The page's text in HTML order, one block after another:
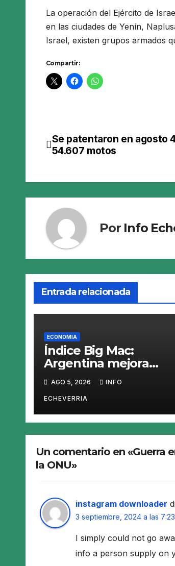
La operación del Ejército de
en las ciudades de Yenín,
Israel, existen grupos armados
Compartir:
Navegación
entradas
Se patentaron en agosto
54.607 motos
Por Info
Entrada relacionada
ECONOMIA
Índice Big Mac:
Argentina mejora
el peso sigue
sobrevaluado un
19%
AGO 5, 2026 INFO
ECHEVERRIA
Un comentario en «Guerra
la ONU»
instagram downloader
3 septiembre, 2024 a las
I simply could not go
info a person supply on